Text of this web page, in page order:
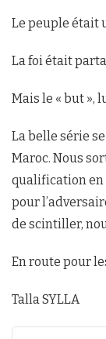
Le peuple était
La foi était
Mais le « but »,
La belle série
Maroc. Nous
qualification en
pour
de scintiller,
En route pour
Talla SYLLA